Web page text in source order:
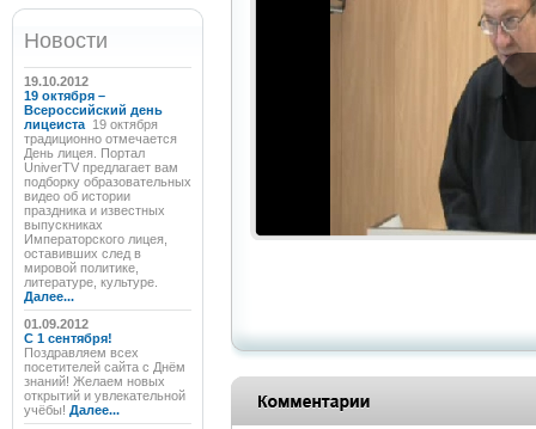
Новости
19.10.2012
19 октября –
Всероссийский день
лицеиста 19 октября
традиционно отмечается
День лицея. Портал
UniverTV предлагает вам
подборку образовательных
видео об истории
праздника и известных
выпускниках
Императорского лицея,
оставивших след в
мировой политике,
литературе, культуре.
Далее...
01.09.2012
C 1 сентября!
Поздравляем всех
посетителей сайта с Днём
знаний! Желаем новых
открытий и увлекательной
учёбы! Далее...